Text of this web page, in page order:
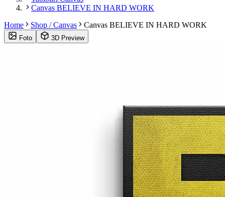
Canvas BELIEVE IN HARD WORK
Home
Shop / Canvas Canvas BELIEVE IN HARD WORK
Foto 3D Preview